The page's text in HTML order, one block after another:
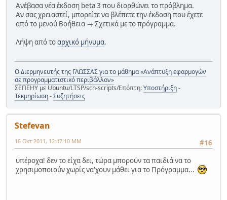
Ανέβασα νέα έκδοση beta 3 που διορθώνει το πρόβλημα.
Αν σας χρειαστεί, μπορείτε να βλέπετε την έκδοση που έχετε
από το μενού Βοήθεια → Σχετικά με το πρόγραμμα.
Λήψη από τοαρχικό μήνυμα.
Ο Διερμηνευτής της ΓΛΩΣΣΑΣ για το μάθημα «Ανάπτυξη εφαρμογών
σε προγραμματιστικό περιβάλλον»
ΣΕΠΕΗΥ με Ubuntu/LTSP/sch-scripts/Επόπτη:Υποστήριξη-
Τεκμηρίωση-Συζητήσεις
Stefevan
#16
16 Οκτ 2011, 12:47:10 ΜΜ
υπέροχα! δεν το είχα δει, τώρα μπορούν τα παιδιά να το
χρησιμοποιούν χωρίς να'χουν μάθει για το Πρόγραμμα...